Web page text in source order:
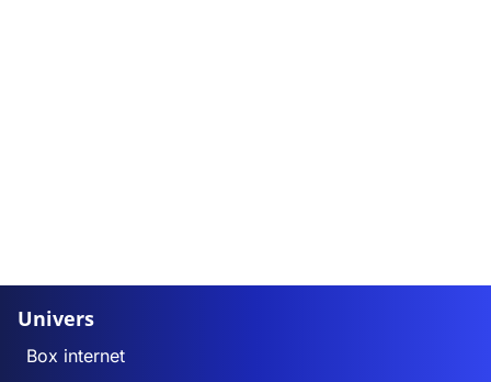
Univers
Box internet